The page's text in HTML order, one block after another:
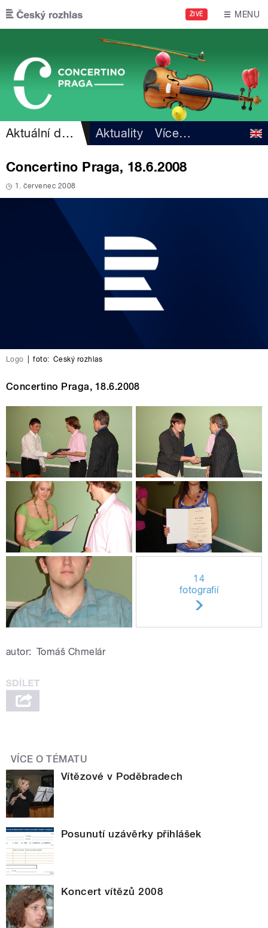
Přejít k hlavnímu obsahu
ŽIVĚ MENU
Aktuální dění Aktuality Více…
Concertino Praga, 18.6.2008
1. červenec 2008
Logo foto: Český rozhlas
Concertino Praga, 18.6.2008
14
fotografií
autor: Tomáš Chmelár
VÍCE O TÉMATU
Vítězové v Poděbradech
Posunutí uzávěrky přihlášek
Koncert vítězů 2008